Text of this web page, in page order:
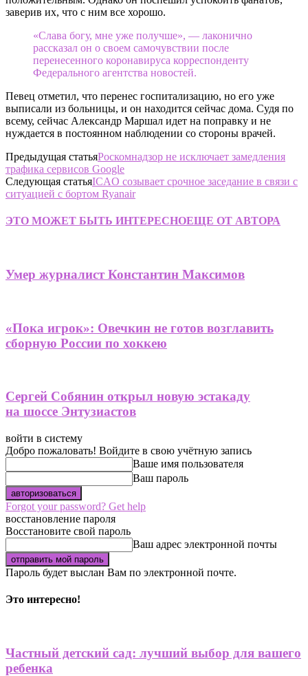
заверив их, что с ним все хорошо.
«Слава богу, мне уже получше», — лаконично
рассказал он о своем самочувствии после
перенесенного коронавируса корреспонденту
Федерального агентства новостей.
Певец отметил, что перенес госпитализацию, но его уже
выписали из больницы, и он находится сейчас дома. Судя по
всему, сейчас Александр Маршал идет на поправку и не
нуждается в постоянном наблюдении со стороны врачей.
Предыдущая статьяРоскомнадзор не исключает замедления
трафика сервисов Google
Следующая статьяICAO созывает срочное заседание в связи с
ситуацией с бортом Ryanair
ЭТО МОЖЕТ БЫТЬ ИНТЕРЕСНОЕЩЕ ОТ АВТОРА
Умер журналист Константин Максимов
«Пока игрок»: Овечкин не готов возглавить
сборную России по хоккею
Сергей Собянин открыл новую эстакаду
на шоссе Энтузиастов
войти в систему
Добро пожаловать! Войдите в свою учётную запись
Ваше имя пользователя
Ваш пароль
Forgot your password? Get help
восстановление пароля
Восстановите свой пароль
Ваш адрес электронной почты
Пароль будет выслан Вам по электронной почте.
Это интересно!
Частный детский сад: лучший выбор для вашего
ребенка